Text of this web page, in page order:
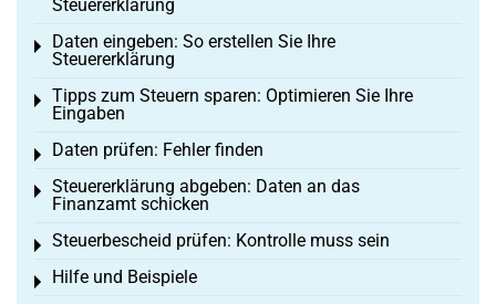
Steuererklärung
Daten eingeben: So erstellen Sie Ihre
Steuererklärung
Toggle menu
Tipps zum Steuern sparen: Optimieren Sie Ihre
Eingaben
Toggle menu
Daten prüfen: Fehler finden
Toggle menu
Steuererklärung abgeben: Daten an das
Finanzamt schicken
Toggle menu
Steuerbescheid prüfen: Kontrolle muss sein
Toggle menu
Hilfe und Beispiele
Toggle menu